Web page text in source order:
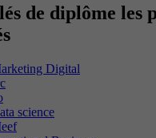
de diplôme les
Digital
science